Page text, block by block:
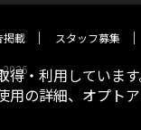
掲載 スタッフ募集
2026
得・利用していま
用の詳細、オプト